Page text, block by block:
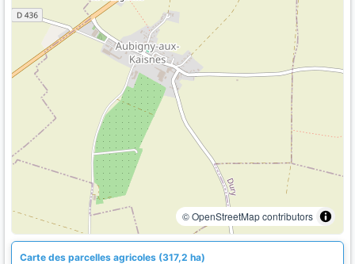
© OpenStreetMap contributors
Carte des parcelles agricoles (317,2 ha)